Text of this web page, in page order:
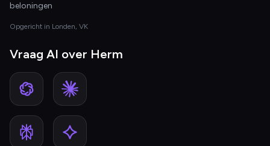
beloningen
Opgericht in Londen, VK
Vraag AI over Herm